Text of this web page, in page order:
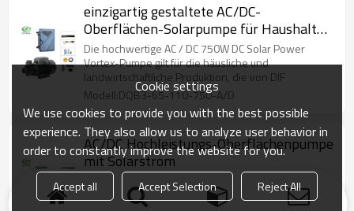
einzigartig gestaltete AC/DC-
Oberflächen-Solarpumpe für Haushalt
und landwirtschaftliche Produktion
Die hochwertige AC / DC 750W DC Solar Power
Vortex-Pumpe gilt für die häusliche und
landwirtschaftliche Produktion, die von DIF
Modell:DQB3-65-110-750-A/D
AC/DC Hochleistungs-Oberflächenpumpe
mit Solarstrom
Hochleistungs-Oberflächenpumpen DIFFUL
Solarenergie können in viele ländliche Gebiete ins
Cookie settings
We use cookies to provide you with the best possible
experience. They also allow us to analyze user behavior in
order to constantly improve the website for you.
Accept all Accept Selection
Reject All